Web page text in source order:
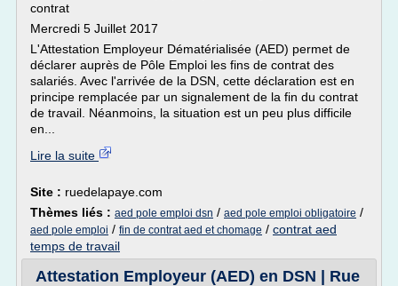
contrat
Mercredi 5 Juillet 2017
L'Attestation Employeur Dématérialisée (AED) permet de
déclarer auprès de Pôle Emploi les fins de contrat des
salariés. Avec l'arrivée de la DSN, cette déclaration est en
principe remplacée par un signalement de la fin du contrat
de travail. Néanmoins, la situation est un peu plus difficile
en...
Lire la suite
Site : ruedelapaye.com
Thèmes liés : aed pole emploi dsn / aed pole emploi obligatoire /
aed pole emploi / fin de contrat aed et chomage / contrat aed
temps de travail
Attestation Employeur (AED) en DSN | Rue